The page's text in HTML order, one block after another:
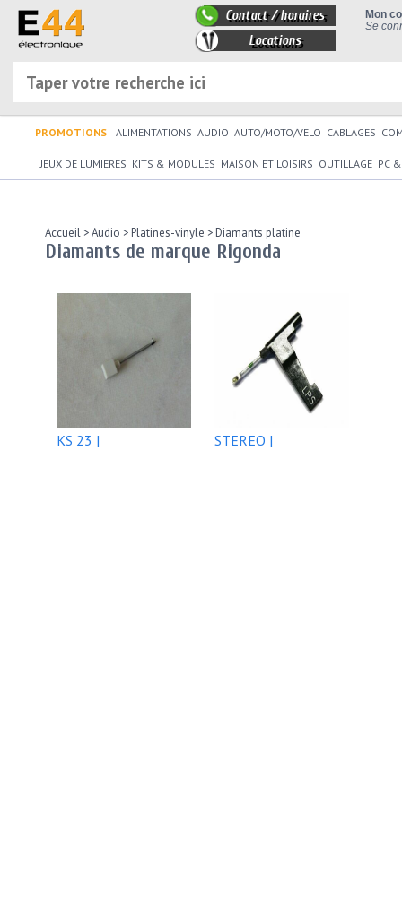
Mon
Se
Contact / horaires
Locations
PROMOTIONS ALIMENTATIONS AUDIO AUTO/MOTO/VELO CABLAGES
JEUX DE LUMIERES KITS & MODULES MAISON ET LOISIRS OUTILLAGE PC
Accueil >Audio >Platines-vinyle >Diamants platine
Diamants de marque Rigonda
KS 23 | STEREO |